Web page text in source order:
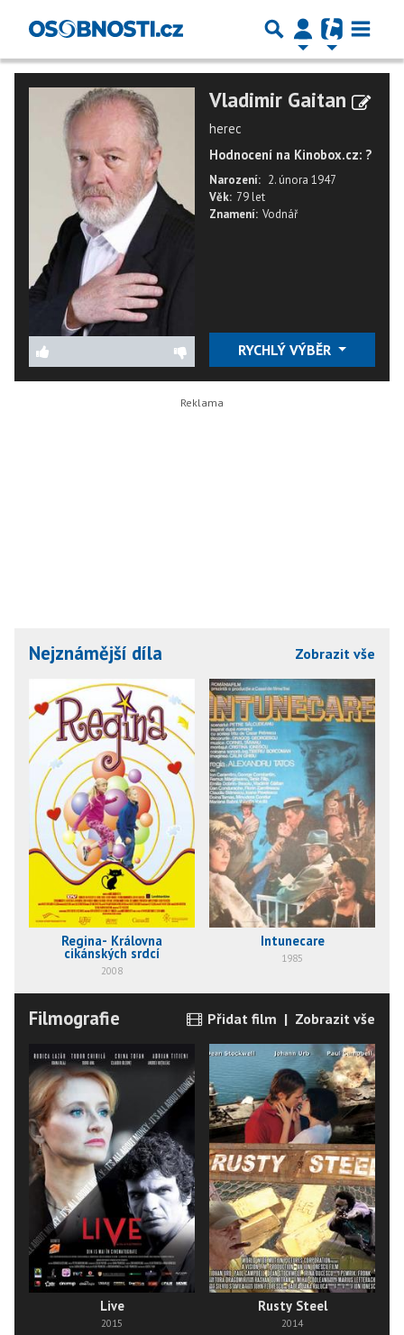
Vladimir Gaitan
herec
Hodnocení na Kinobox.cz: ?
Narození: 2. února 1947
Věk: 79 let
Znamení: Vodnář
RYCHLÝ VÝBĚR
Nejznámější díla Zobrazit vše
Regina- Královna
cikánských srdcí
2008
Intunecare
1985
Filmografie Přidat film | Zobrazit vše
Live
2015
Rusty Steel
2014